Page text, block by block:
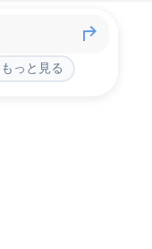
もっと見る